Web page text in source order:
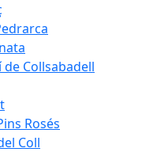
Collsabadell
Rosés
Coll